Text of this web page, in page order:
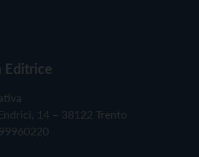
Editrice
14 – 38122 Trento